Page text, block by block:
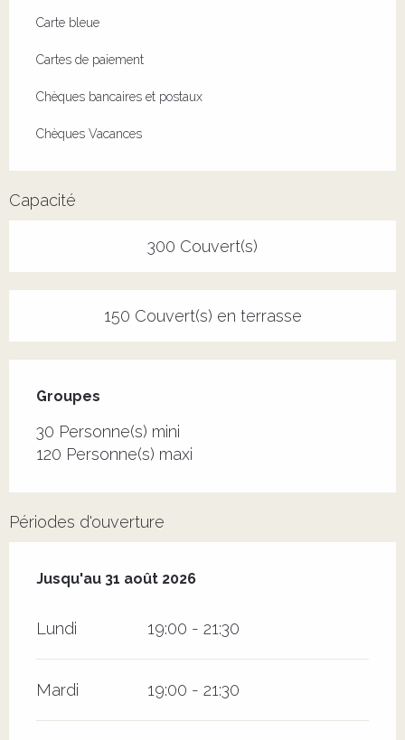
Carte bleue
Cartes de paiement
Chèques bancaires et postaux
Chèques Vacances
Capacité
300 Couvert(s)
150 Couvert(s) en terrasse
Groupes
Groupes
30 Personne(s) mini
120 Personne(s) maxi
Périodes d'ouverture
Du8 juillet 2026au31 août 2026
Jusqu'au 31 août 2026
Lundi 19:00 - 21:30
Mardi 19:00 - 21:30